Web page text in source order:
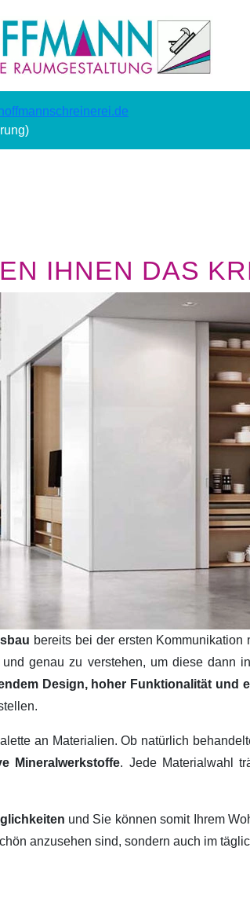
IHNEN DAS
bereits bei der ersten
und genau zu verstehen, um diese dann
Design, hoher Funktionalität und
an Materialien. Ob natürlich
Mineralwerkstoffe. Jede Materialwahl
und Sie können somit Ihrem
anzusehen sind, sondern auch im